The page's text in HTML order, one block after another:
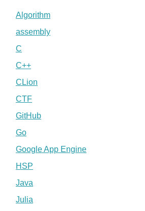
Algorithm
assembly
C
C++
CLion
CTF
GitHub
Go
Google App Engine
HSP
Java
Julia